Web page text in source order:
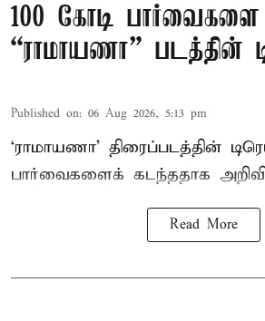
100 கோடி
“ராமாயணா” படத்தின்
Published on: 06 Aug 2026, 5:13 pm
‘ராமாயணா’ திரைப்படத்தின்
பார்வைகளைக் கடந்ததாக
Read More